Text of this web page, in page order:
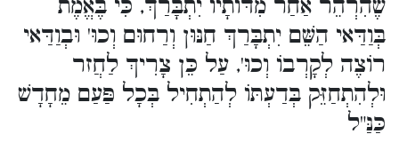
שֶׁהִרְהֵר אַחַר מִדּוֹתָיו יִתְבָּרַךְ, כִּי בֶּאֱמֶת
בְּוַדַּאי הַשֵּׁם יִתְבָּרַךְ חַנּוּן וְרַחוּם וְכוּ' וּבְוַדַּאי
רוֹצֶה לְקָרְבוֹ וְכוּ', עַל כֵּן צָרִיךְ לַחֲזר
וּלְהִתְחַזֵּק בְּדַעְתּוֹ לְהַתְחִיל בְּכָל פַּעַם מֵחָדָשׁ
כַּנַּ"ל